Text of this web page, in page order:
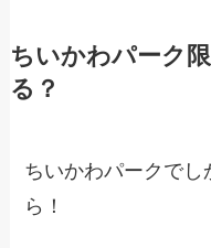
ちいかわパーク
る？
ちいかわパークでし
ら！